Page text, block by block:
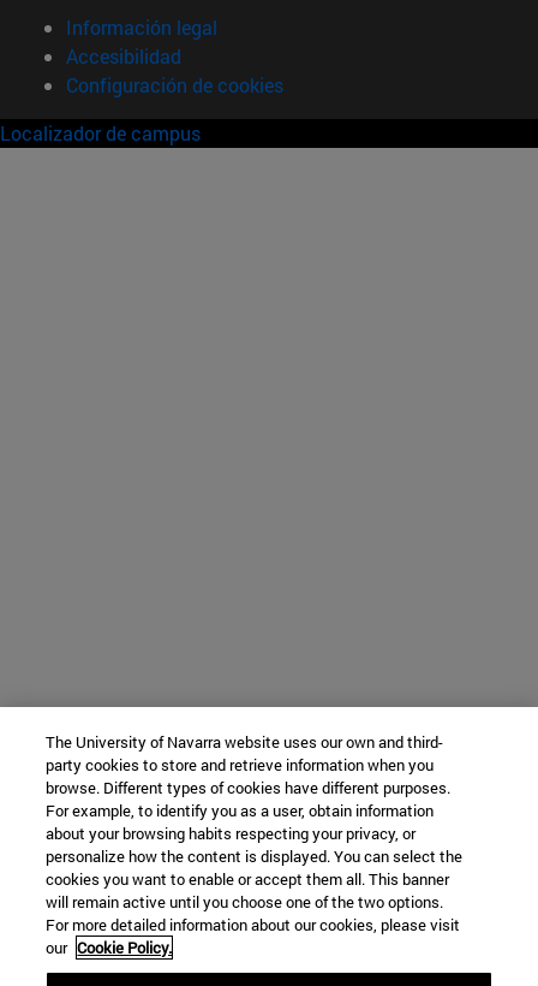
Información legal
Accesibilidad
Configuración de cookies
Localizador de campus
The University of Navarra website uses our own and third-
party cookies to store and retrieve information when you
browse. Different types of cookies have different purposes.
For example, to identify you as a user, obtain information
about your browsing habits respecting your privacy, or
personalize how the content is displayed. You can select the
cookies you want to enable or accept them all. This banner
will remain active until you choose one of the two options.
For more detailed information about our cookies, please visit
our Cookie Policy.